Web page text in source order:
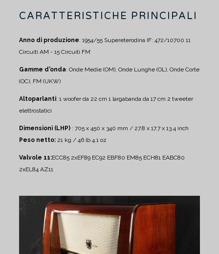
CARATTERISTICHE PRINCIPALI
Anno di produzione: 1954/55 Supereterodina IF: 472/10700 11
Circuiti AM - 15 Circuiti FM
Gamme d'onda: Onde Medie (OM), Onde Lunghe (OL), Onde Corte
(OC), FM (UKW)
Altoparlanti: 1 woofer da 22 cm 1 largabanda da 17 cm 2 tweeter
elettrostatici
Dimensioni (LHP) : 705 x 450 x 340 mm / 27.8 x 17.7 x 13.4 inch
Peso netto: 21 kg / 46 lb 4.1 oz
Valvole 11:ECC85 2xEF89 EC92 EBF80 EM85 ECH81 EABC80
2xEL84 AZ11